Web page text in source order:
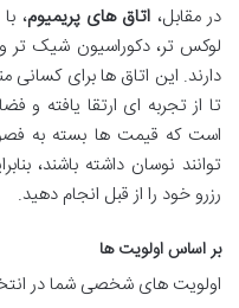
در مقابل، اتاق های پریمیوم،
لوکس تر، دکوراسیون شیک تر
دارند. این اتاق ها برای کسانی
تا از تجربه ای ارتقا یافته و
است که قیمت ها بسته به
توانند نوسان داشته باشند،
رزرو خود را از قبل انجام دهید.
بر اساس اولویت ها
اولویت های شخصی شما در